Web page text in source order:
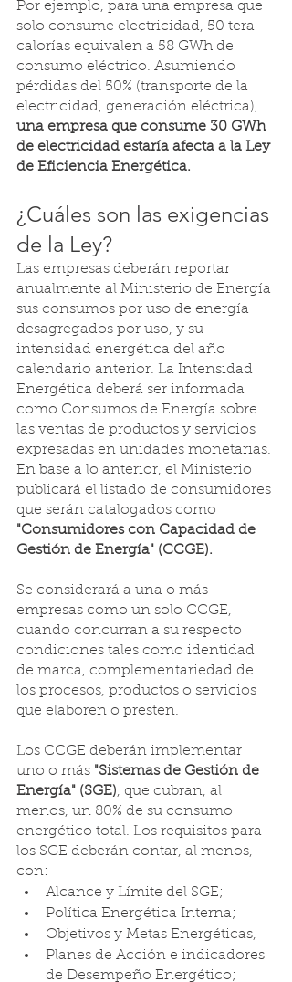
Por ejemplo, para una empresa que
solo consume electricidad, 50 tera-
calorías equivalen a 58 GWh de
consumo eléctrico. Asumiendo
pérdidas del 50% (transporte de la
electricidad, generación eléctrica),
una empresa que consume 30 GWh
de electricidad estaría afecta a la Ley
de Eficiencia Energética.
¿Cuáles son las exigencias
de la Ley?
Las empresas deberán reportar
anualmente al Ministerio de Energía
sus consumos por uso de energía
desagregados por uso, y su
intensidad energética del año
calendario anterior. La Intensidad
Energética deberá ser informada
como Consumos de Energía sobre
las ventas de productos y servicios
expresadas en unidades monetarias.
En base a lo anterior, el Ministerio
publicará el listado de consumidores
que serán catalogados como
"Consumidores con Capacidad de
Gestión de Energía" (CCGE).
Se considerará a una o más
empresas como un solo CCGE,
cuando concurran a su respecto
condiciones tales como identidad
de marca, complementariedad de
los procesos, productos o servicios
que elaboren o presten.
Los CCGE deberán implementar
uno o más "Sistemas de Gestión de
Energía" (SGE), que cubran, al
menos, un 80% de su consumo
energético total. Los requisitos para
los SGE deberán contar, al menos,
con:
Alcance y Límite del SGE;
Política Energética Interna;
Objetivos y Metas Energéticas,
Planes de Acción e indicadores
de Desempeño Energético;